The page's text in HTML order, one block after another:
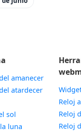
amanecer
atardecer
sol
luna
Reloj
Reloj
Reloj